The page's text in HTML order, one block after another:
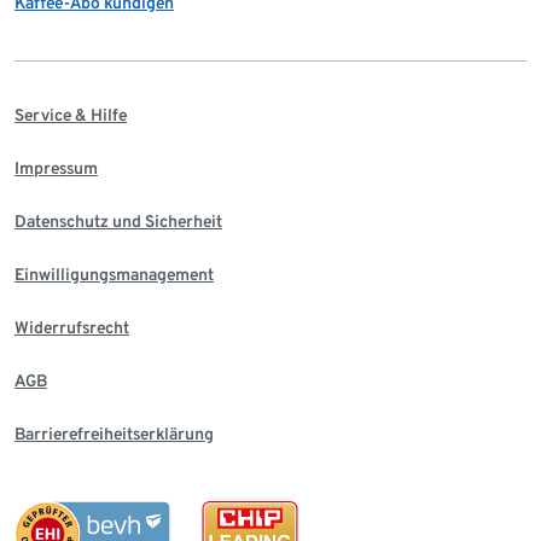
Service & Hilfe
Impressum
Datenschutz und Sicherheit
Einwilligungsmanagement
Widerrufsrecht
AGB
Barrierefreiheitserklärung